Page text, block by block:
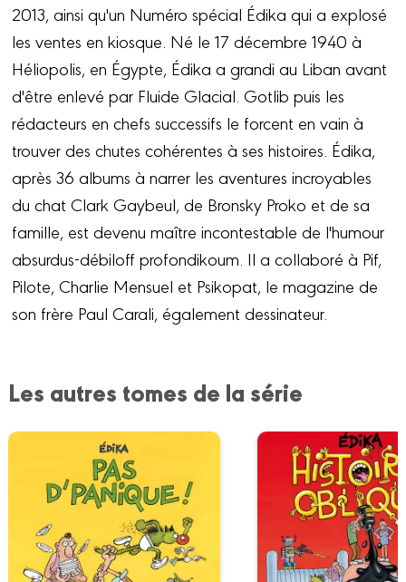
2013, ainsi qu'un Numéro spécial Édika qui a explosé
les ventes en kiosque. Né le 17 décembre 1940 à
Héliopolis, en Égypte, Édika a grandi au Liban avant
d'être enlevé par Fluide Glacial. Gotlib puis les
rédacteurs en chefs successifs le forcent en vain à
trouver des chutes cohérentes à ses histoires. Édika,
après 36 albums à narrer les aventures incroyables
du chat Clark Gaybeul, de Bronsky Proko et de sa
famille, est devenu maître incontestable de l'humour
absurdus-débiloff profondikoum. Il a collaboré à Pif,
Pilote, Charlie Mensuel et Psikopat, le magazine de
son frère Paul Carali, également dessinateur.
Les autres tomes de la série